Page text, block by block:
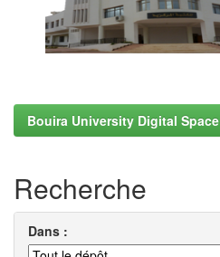
Bouira University Digital Space
Recherche
Dans :